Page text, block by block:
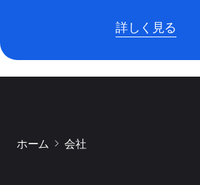
詳しく見る
ホーム 会社